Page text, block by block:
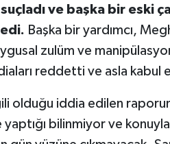
ve başka bir eski
Başka bir yardımcı,
zulüm ve
reddetti ve asla
olduğu iddia edilen
yaptığı bilinmiyor ve